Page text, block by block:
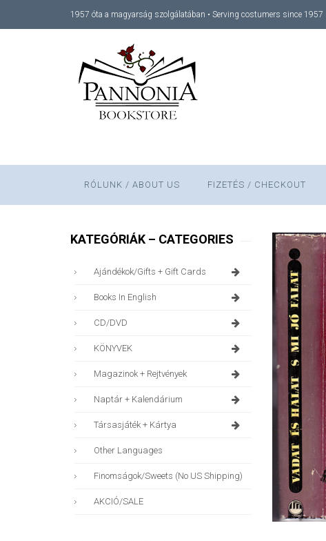
1957 óta a magyarság szolgálatában • Serving costumers since 1957
RÓLUNK / ABOUT US FIZETÉS / CHECKOUT
KATEGÓRIÁK – CATEGORIES
Ajándékok/gifts + Gift Cards
Books In English
CD/DVD
KÖNYVEK
Magazinok + Rejtvények
Naptár + Kalendárium
Társasjáték + Kártya
Other Languages
Finomságok/sweets (no US Shipping)
AKCIÓ/SALE